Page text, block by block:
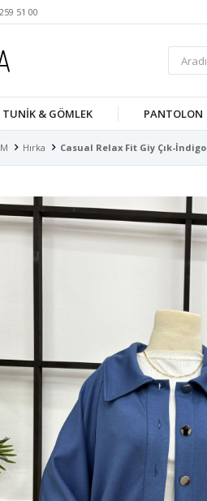
51 00
TUNIK & GÖMLEK PANTOLON
Hırka Casual Relax Fit Giy Çık-İndigo